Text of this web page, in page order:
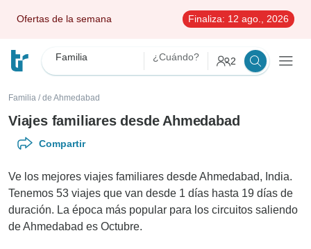
Ofertas de la semana Finaliza: 12 ago., 2026
Familia ¿Cuándo? 2
Familia / de Ahmedabad
Viajes familiares desde Ahmedabad
Compartir
Ve los mejores viajes familiares desde Ahmedabad, India.
Tenemos 53 viajes que van desde 1 días hasta 19 días de
duración. La época más popular para los circuitos saliendo
de Ahmedabad es Octubre.